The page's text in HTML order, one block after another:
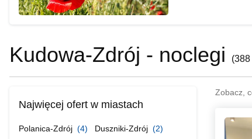
Kudowa-Zdrój - noclegi (388
Zobacz,
Najwięcej ofert w miastach
Polanica-Zdrój (4) Duszniki-Zdrój (2)